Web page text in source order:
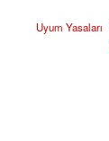
Uyum Yasaları